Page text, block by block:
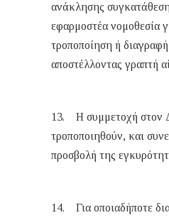
ανάκλησης
εφαρμοστέα νομοθεσία
τροποποίηση ή
αποστέλλοντας γραπτή
13. Η συμμετοχή στον
τροποποιηθούν, και
προσβολή της
14. Για οποιαδήποτε